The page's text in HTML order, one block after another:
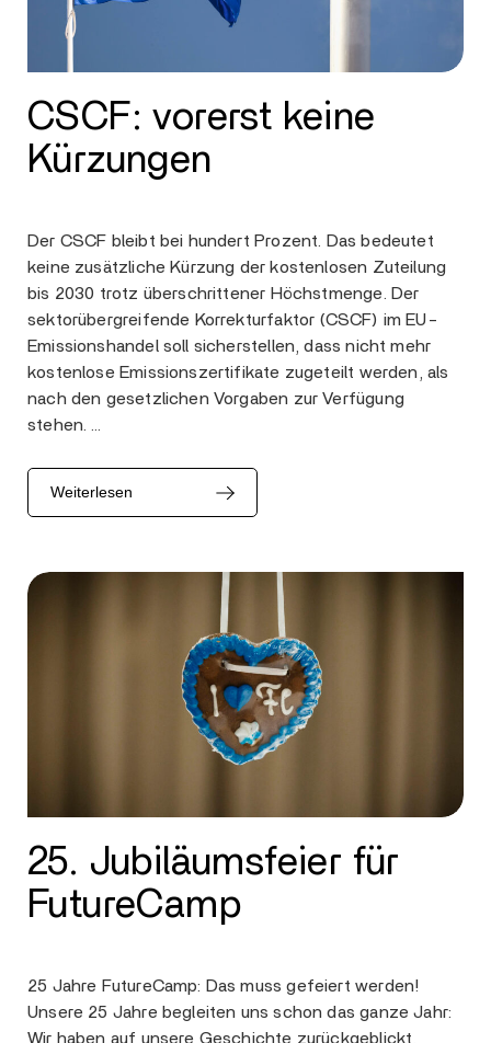
CSCF: vorerst keine
Kürzungen
Der CSCF bleibt bei hundert Prozent. Das bedeutet
keine zusätzliche Kürzung der kostenlosen Zuteilung
bis 2030 trotz überschrittener Höchstmenge. Der
sektorübergreifende Korrekturfaktor (CSCF) im EU-
Emissionshandel soll sicherstellen, dass nicht mehr
kostenlose Emissionszertifikate zugeteilt werden, als
nach den gesetzlichen Vorgaben zur Verfügung
stehen. …
Weiterlesen
25. Jubiläumsfeier für
FutureCamp
25 Jahre FutureCamp: Das muss gefeiert werden!
Unsere 25 Jahre begleiten uns schon das ganze Jahr:
Wir haben auf unsere Geschichte zurückgeblickt,